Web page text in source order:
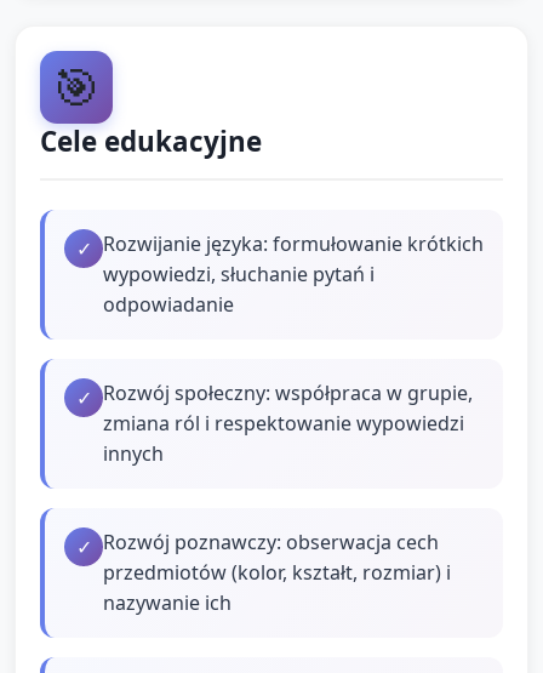
🎯
Cele edukacyjne
✓ Rozwijanie języka: formułowanie krótkich
wypowiedzi, słuchanie pytań i
odpowiadanie
✓ Rozwój społeczny: współpraca w grupie,
zmiana ról i respektowanie wypowiedzi
innych
✓ Rozwój poznawczy: obserwacja cech
przedmiotów (kolor, kształt, rozmiar) i
nazywanie ich